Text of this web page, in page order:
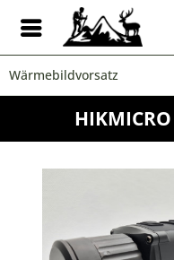
Wärmebildvorsatz